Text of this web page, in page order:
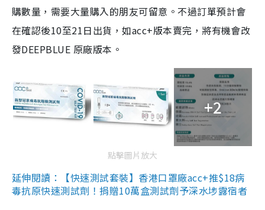
購數量，需要大量購入的朋友可留意。不過訂單預計會
在確認後10至21日出貨，如acc+版本賣完，將有機會改
發DEEPBLUE 原廠版本。
+2
點擊圖片放大
延伸閱讀：【快速測試套裝】香港口罩廠acc+推$18病
毒抗原快速測試劑！捐贈10萬盒測試劑予深水埗露宿者